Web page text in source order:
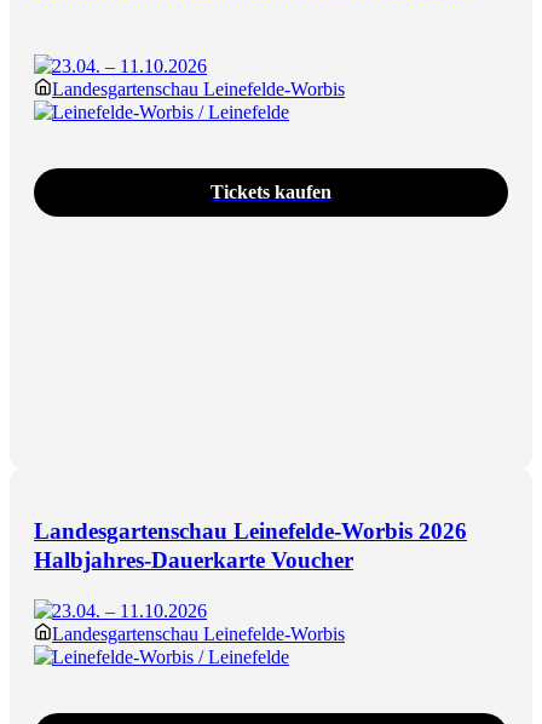
23.04. – 11.10.2026
Landesgartenschau Leinefelde-Worbis
Leinefelde-Worbis / Leinefelde
Tickets kaufen
Landesgartenschau Leinefelde-Worbis 2026
Halbjahres-Dauerkarte Voucher
23.04. – 11.10.2026
Landesgartenschau Leinefelde-Worbis
Leinefelde-Worbis / Leinefelde